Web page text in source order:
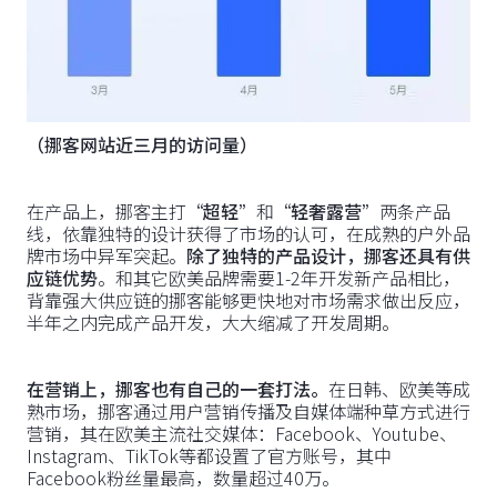
（挪客网站近三月的访问量）
在产品上，挪客主打 “超轻” 和 “轻奢露营” 两条产品
线，依靠独特的设计获得了市场的认可，在成熟的户外品
牌市场中异军突起。 除了独特的产品设计，挪客还具有供
应链优势。和其它欧美品牌需要1-2年开发新产品相比，
背靠强大供应链的挪客能够更快地对市场需求做出反应，
半年之内完成产品开发，大大缩减了开发周期。
在营销上，挪客也有自己的一套打法。 在日韩、欧美等成
熟市场，挪客通过用户营销传播及自媒体端种草方式进行
营销，其在欧美主流社交媒体：Facebook、Youtube、
Instagram、TikTok等都设置了官方账号，其中
Facebook粉丝量最高，数量超过40万。